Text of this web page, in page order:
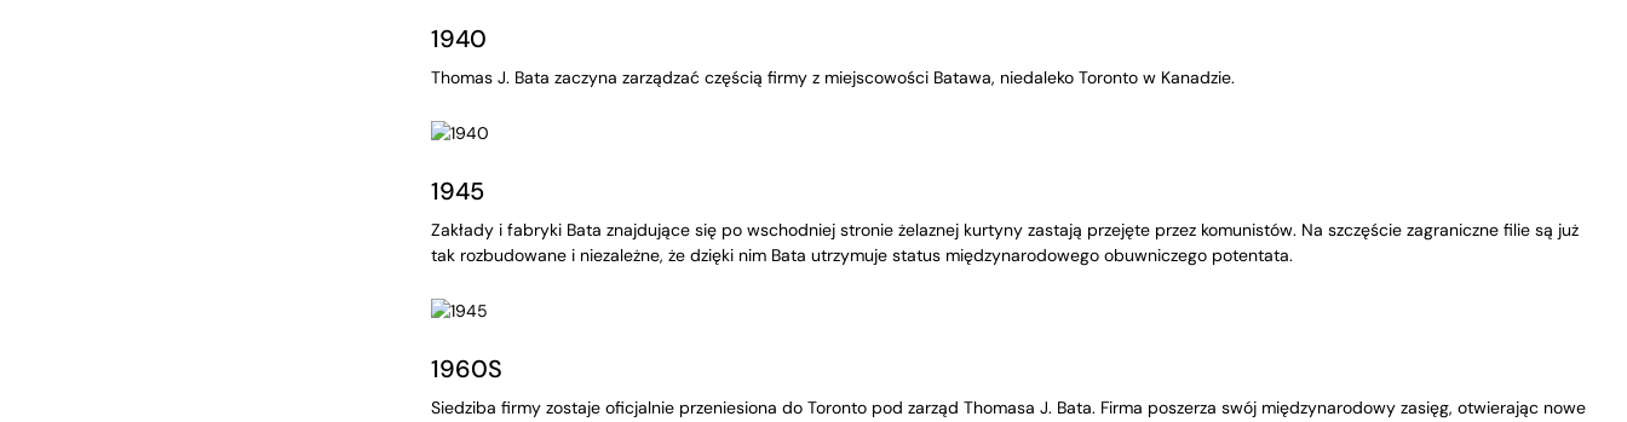
1940
Thomas J. Bata zaczyna zarządzać częścią firmy z miejscowości Batawa, niedaleko Toronto w Kanadzie.
1945
Zakłady i fabryki Bata znajdujące się po wschodniej stronie żelaznej kurtyny zastają przejęte przez komunistów. Na szczęście zagraniczne filie są już
tak rozbudowane i niezależne, że dzięki nim Bata utrzymuje status międzynarodowego obuwniczego potentata.
1960S
Siedziba firmy zostaje oficjalnie przeniesiona do Toronto pod zarząd Thomasa J. Bata. Firma poszerza swój międzynarodowy zasięg, otwierając nowe